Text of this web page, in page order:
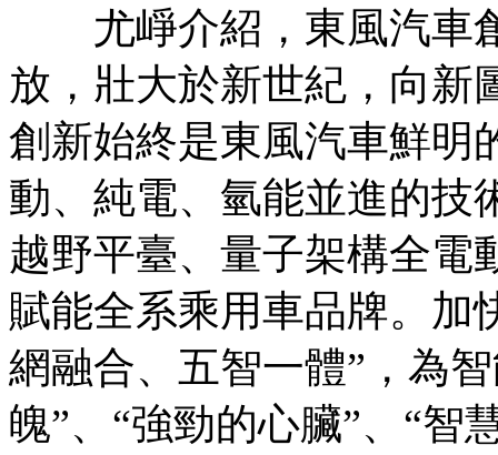
尤崢介紹，東風汽車
放，壯大於新世紀，向新
創新始終是東風汽車鮮明
動、純電、氫能並進的技
越野平臺、量子架構全電
賦能全系乘用車品牌。加
網融合、五智一體”，為
魄”、“強勁的心臟”、“智